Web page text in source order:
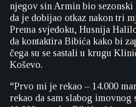
njegov sin Armin bio sezonski
da je dobijao otkaz nakon tri
Prema svjedoku, Husnija
da kontaktira Bibića kako bi
čega su se sastali u krugu
Koševo.
“Prvo mi je rekao – 14.000
rekao da sam slabog imovnog